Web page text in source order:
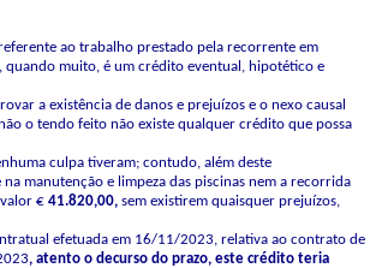
ao trabalho prestado pela recorrente em
quando muito, é um crédito eventual, hipotético e
a existência de danos e prejuízos e o nexo causal
o tendo feito não existe qualquer crédito que possa
culpa tiveram; contudo, além deste
manutenção e limpeza das piscinas nem a recorrida
€ 41.820,00, sem existirem quaisquer prejuízos,
efetuada em 16/11/2023, relativa ao contrato de
, atento o decurso do prazo, este crédito teria